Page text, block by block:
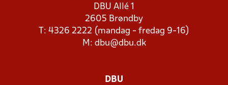
DBU Allé 1
2605 Brøndby
T: 4326 2222 (mandag - fredag 9-16)
M: dbu@dbu.dk
DBU